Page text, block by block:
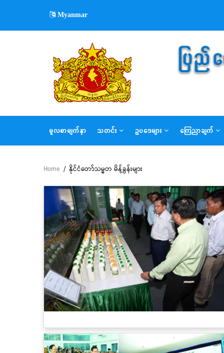
main
Myanmar
MAIN
NAVIGATION
မူလစာမျက်နှာ သတင်း ဥပဒေများ ကြေညာချက်
Breadcrumb
Home / နိုင်ငံတော်သမ္မတ မိန့်ခွန်းများ